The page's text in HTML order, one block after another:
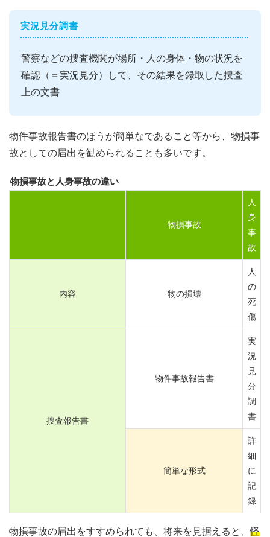
実況見分調書
警察などの捜査機関が場所・人の身体・物の状況を
確認（＝実況見分）して、その結果を録取した捜査
上の文書
物件事故報告書のほうが簡単なであること等から、物損事
故としての届出を勧められることも多いです。
物損事故と人身事故の違い
物損事故
人
身
事
故
内容 物の損壊
人
の
死
傷
捜査報告書
物件事故報告書
実
況
見
分
調
書
簡単な形式
詳
細
に
記
録
物損事故の届出をすすめられても、将来を見据えると、怪